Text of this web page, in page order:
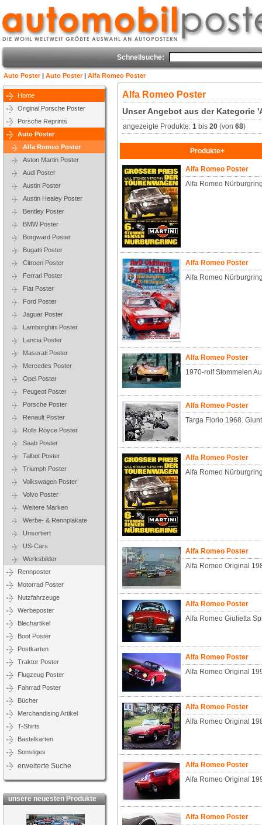
Schnellsuche:
Auto Poster| Auto Poster| Alfa Romeo Poster
Home
Original Porsche Poster
Porsche Reprints
Auto Poster
Alfa Romeo Poster
Aston Martin Poster
Audi Poster
Austin Poster
Austin Healey Poster
Bentley Poster
BMW Poster
Borgward Poster
Bugatti Poster
Citroen Poster
Ferrari Poster
Fiat Poster
Ford Poster
Jaguar Poster
Lamborghini Poster
Lancia Poster
Maserati Poster
Mercedes Poster
Opel Poster
Peugeot Poster
Porsche Poster
Renault Poster
Rolls Royce Poster
Saab Poster
Talbot Poster
Triumph Poster
Volkswagen Poster
Volvo Poster
Weitere Marken
Werbe- & Rennplakate
Unsortiert
US-Cars
Werksbilder
Rennposter
Motorrad Poster
Nutzfahrzeuge
Werbeposter
Blechartikel
Boot Poster
Postkarten
Traktor Poster
Flugzeug Poster
Fahrrad Poster
Bücher
Merchandising Artikel
T-Shirts
Bastelkarten
Sonstiges
erweiterte Suche
unsere neuesten Produkte
Alfa Romeo Poster
Unser Angebot aus der Kategorie
angezeigte Produkte:1 bis20 (von68)
Produkte+
Alfa Romeo Poster
Alfa Romeo
Alfa Romeo Poster
Alfa Romeo
Alfa Romeo Poster
1970-rolf Stommelen
Alfa Romeo Poster
Targa Florio 1968.
Alfa Romeo Poster
Alfa Romeo
Alfa Romeo Poster
Alfa Romeo Original
Alfa Romeo Poster
Alfa Romeo Giulietta
Alfa Romeo Poster
Alfa Romeo Original
Alfa Romeo Poster
Alfa Romeo Original
Alfa Romeo Poster
Alfa Romeo Original
Alfa Romeo Poster